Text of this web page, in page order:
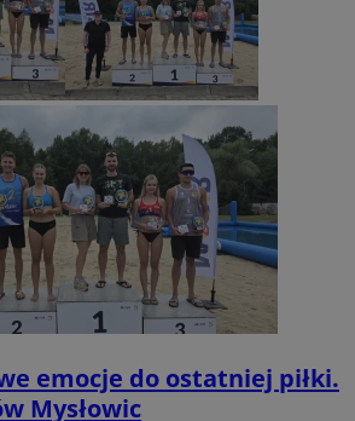
emocje do ostatniej piłki.
Mysłowic